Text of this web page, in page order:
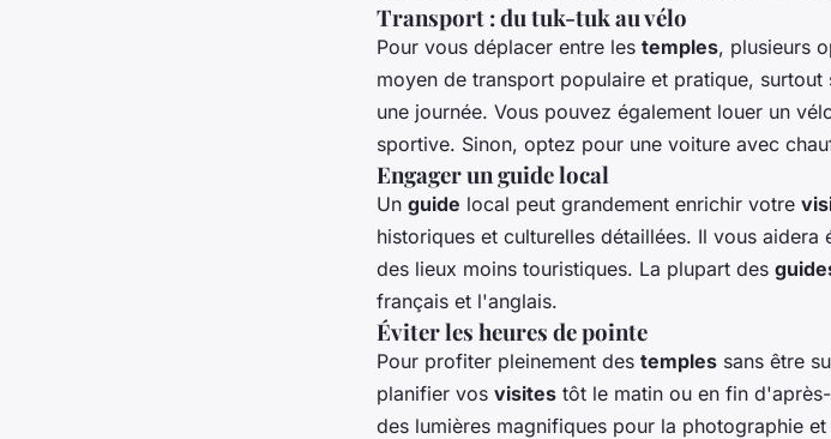
Transport : du tuk-tuk au vélo
Pour vous déplacer entre les temples, plusieurs
moyen de transport populaire et pratique,
une journée. Vous pouvez également louer un
sportive. Sinon, optez pour une voiture avec
Engager un guide local
Un guide local peut grandement enrichir votre
historiques et culturelles détaillées. Il vous
des lieux moins touristiques. La plupart des
français et l'anglais.
Éviter les heures de pointe
Pour profiter pleinement des temples sans être
planifier vos visites tôt le matin ou en fin
des lumières magnifiques pour la photographie